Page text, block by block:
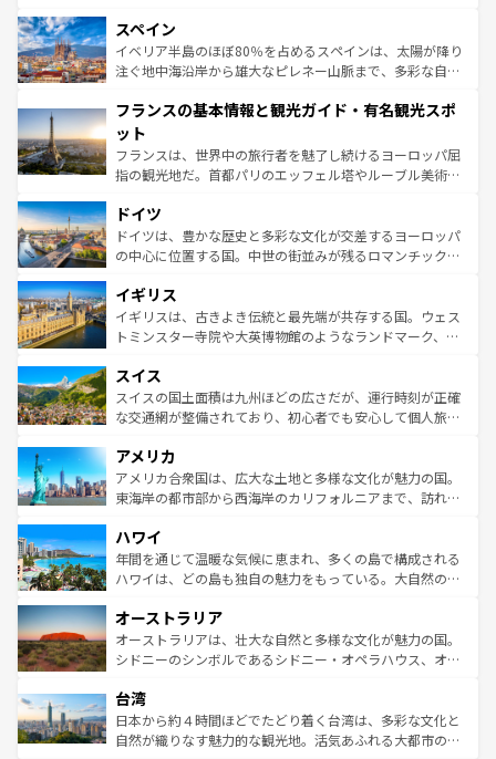
ろん、トスカーナの美しい田園風景やアマルフィ海岸の絶
景など、自然景観も見逃せない。観光の合間には、本場の
ピザやパスタなど、絶品のイタリア料理を堪能することも
ませてくれるイタリアで、忘れられない旅をしてみよう！
なお、新着のイタリア情報は
しい。
スペイン
イベリア半島のほぼ80％を占めるスペインは、太陽が降り
注ぐ地中海沿岸から雄大なピレネー山脈まで、多彩な自然
文化が根付くこの国では、情熱的なフラメンコ、熱気あふ
れる闘牛、そして美味しいタパスが生活の一部となってい
る。首都マドリードの洗練された雰囲気や、バルセロナの
アートに溢れた街角から、地方では古代ローマ遺跡や中世
せる。地方によって風土や気候が異なるスペインはその個
性で訪れる人を魅了する。 なお、新着のスペイン情報は コ
ンテンツ一覧を参照してほしい。
フランスの基本情報と観光ガイド・有名観光スポ
ット
フランスは、世界中の旅行者を魅了し続けるヨーロッパ屈
指の観光地だ。首都パリのエッフェル塔やルーブル美術館
で、幅広い魅力が詰まっている。華麗な宮殿、歴史的な大
聖堂、美しいビーチ、そして豊かな自然が、訪れる者を心
から魅了する。また、フランスは美食の国としても知ら
いる。シャンパンの発祥地であるランス、プロヴァンスの
香り高いラベンダー畑など、多彩な楽しみ方が可能だ。さ
らに、パリ以外の地域にも魅力が溢れており、どの街角に
れる地方に足を運ぶとそれぞれで全く異なる文化を体験で
きるだろう。 なお、新着のフランス情報はコンテンツ一覧
を参照してほしい。
ドイツ
ドイツは、豊かな歴史と多彩な文化が交差するヨーロッパ
の中心に位置する国。中世の街並みが残るロマンチック街
顔を持つこの国は、どこを歩いても飽きることがない。ベ
ルリンの文化的活気、バイエルン州のアルプスの絶景、そ
してライン川沿いのワイン畑といった風景は必見。ビール
は、お酒好きな人にはぜひ体験してほしい。 なお、新着の
ドイツ情報はコンテンツ一覧を参照してほしい。
イギリス
イギリスは、古きよき伝統と最先端が共存する国。ウェス
トミンスター寺院や大英博物館のようなランドマーク、歴
リアごとに異なる魅力がある。また、優雅なアフタヌーン
ティー、ビール好きにはたまらない英国パブ、サッカー観
戦など、本場だからこそできる体験も豊富。イギリスを旅
ンツ一覧を参照してほしい。
スイス
スイスの国土面積は九州ほどの広さだが、運行時刻が正確
な交通網が整備されており、初心者でも安心して個人旅行
の建物がそのまま残る町や、スイスならではのユニークな
博物館もあり、アルプス観光だけでなく町歩きも満喫する
ことができる。国民の所得が高いため物価も高いが、旅行
ば市内交通費無料で観光を楽しむこともできる。 なお、新
着のスイス情報はコンテンツ一覧 を参照してほしい。
アメリカ
アメリカ合衆国は、広大な土地と多様な文化が魅力の国。
東海岸の都市部から西海岸のカリフォルニアまで、訪れる
のような巨大都市は、観光、ショッピング、エンターテイ
ンメントが詰まった刺激的なスポットだ。一方、アメリカ
西部には大自然が広がり、グランドキャニオンやイエロー
部のニューオーリンズでは、音楽と美食が融合した独特の
文化が魅力。旅行者はアメリカの各地域で異なる魅力を楽
しみながら、その多様性と豊かな歴史を感じることができ
ならではの贅沢な旅のスタイルだ。 なお、新着のアメリカ
情報はコンテンツ一覧を参照してほしい。
ハワイ
年間を通じて温暖な気候に恵まれ、多くの島で構成される
ハワイは、どの島も独自の魅力をもっている。大自然の神
ワイ島は見逃せない。また、定番の観光地といえばオアフ
島だが、静かな自然を求めるならマウイ島やカウアイ島が
おすすめ。エメラルドグリーンに輝く海をはじめ、豊かな
れるおもてなしの心で訪れる人々を迎えてくれるハワイの
人々、おいしいローカルフードやハワイアンミュージッ
ク、伝統的なフラダンスなど、すべてがハワイの魅力を彩
オーストラリア
オーストラリアは、壮大な自然と多様な文化が魅力の国。
シドニーのシンボルであるシドニー・オペラハウス、オー
リアリーフや大陸中央部にそびえるウルル（エアーズロッ
ク）、タスマニアの美しい原生林やケアンズの熱帯雨林な
ど、見どころがたくさん。また、カフェやワイン、オージ
台湾
日本から約４時間ほどでたどり着く台湾は、多彩な文化と
自然が織りなす魅力的な観光地。活気あふれる大都市の台